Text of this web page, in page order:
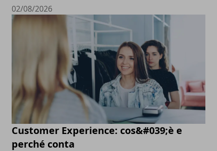
02/08/2026
Customer Experience: cos&#039;è e
perché conta